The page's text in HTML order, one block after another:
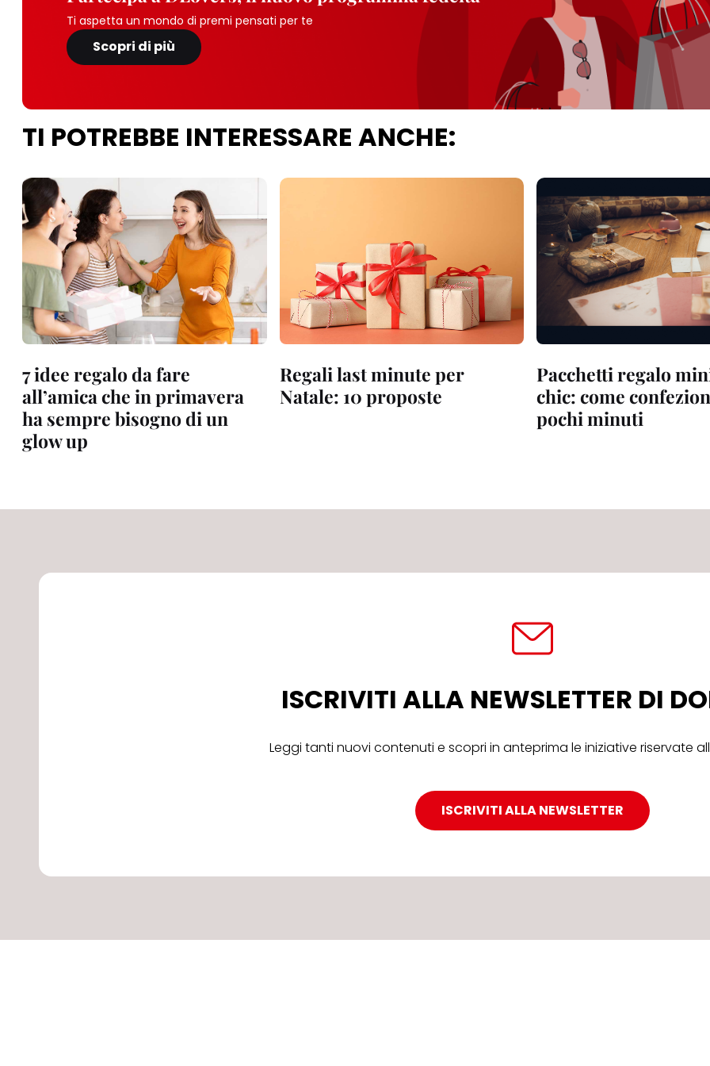
Ti aspetta un mondo di premi pensati per te
Scopri di più
TI POTREBBE INTERESSARE ANCHE:
7 idee regalo da fare
all’amica che in primavera
ha sempre bisogno di un
glow up
Regali last minute per
Natale: 10 proposte
Pacchetti regalo
chic: come
pochi minuti
ISCRIVITI ALLA NEWSLETTER DI
Leggi tanti nuovi contenuti e scopri in anteprima le iniziative riservate
ISCRIVITI ALLA NEWSLETTER